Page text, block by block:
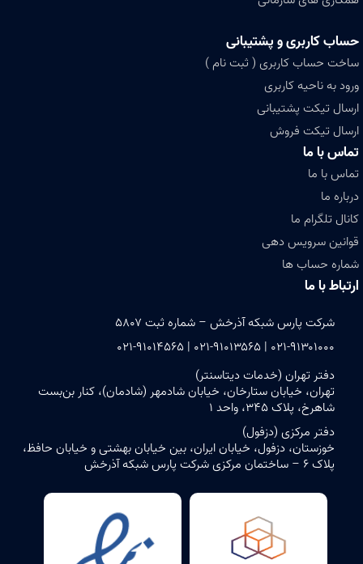
حساب کاربری و پشتیبانی
ساخت حساب کاربری ( ثبت نام )
ورود به ناحیه کاربری
ارسال تیکت پشتیبانی
ارسال تیکت فروش
تماس با ما
تماس با ما
درباره ما
کانال تلگرام ما
قوانین سرویس دهی
شماره حساب ها
ارتباط با ما
شرکت پارس شبکه آذرخش – شماره ثبت ۵۸۰۷
۰۲۱-۹۱۳۰۱۰۰۰ | ۰۲۱-۹۱۰۱۳۵۶۵ | ۰۲۱-۹۱۰۱۴۵۶۵
دفتر تهران (خدمات دیتاسنتر)
تهران، خیابان ستارخان، خیابان شادمهر (شادمان)، کنار بن‌بست
شاهرخ، پلاک ۳۴۵، واحد ۱
دفتر مرکزی (دزفول)
خوزستان، دزفول، خیابان ایران، بین خیابان بهشتی و خیابان حافظ،
پلاک ۶ – ساختمان مرکزی شرکت پارس شبکه آذرخش